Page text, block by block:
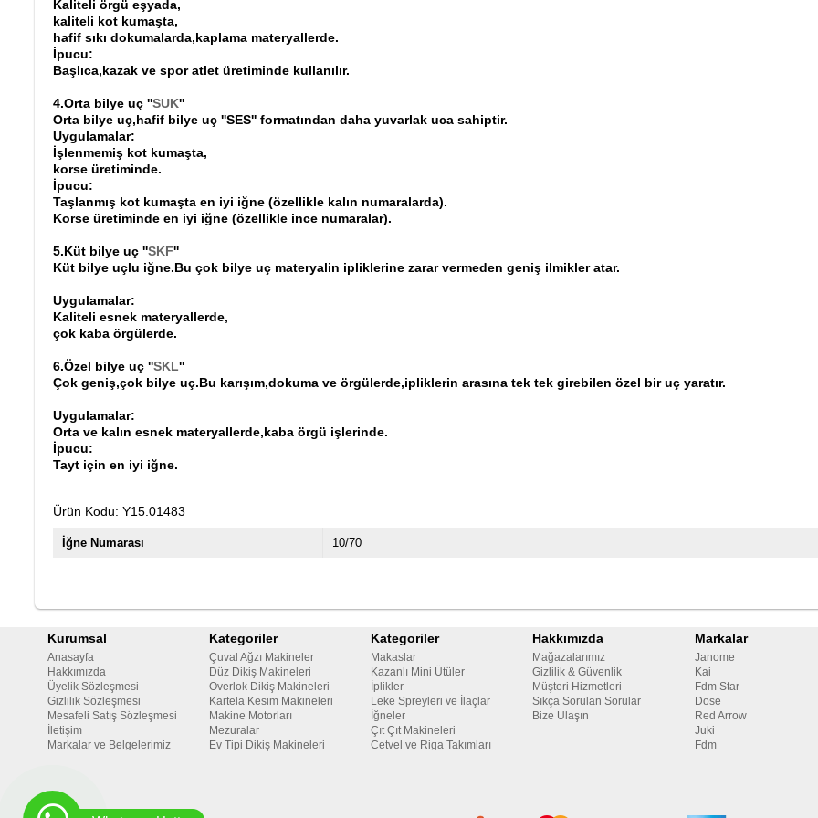
Kaliteli örgü eşyada,
kaliteli kot kumaşta,
hafif sıkı dokumalarda,kaplama materyallerde.
İpucu:
Başlıca,kazak ve spor atlet üretiminde kullanılır.
4.Orta bilye uç ''SUK''
Orta bilye uç,hafif bilye uç ''SES'' formatından daha yuvarlak uca sahiptir.
Uygulamalar:
İşlenmemiş kot kumaşta,
korse üretiminde.
İpucu:
Taşlanmış kot kumaşta en iyi iğne (özellikle kalın numaralarda).
Korse üretiminde en iyi iğne (özellikle ince numaralar).
5.Küt bilye uç ''SKF''
Küt bilye uçlu iğne.Bu çok bilye uç materyalin ipliklerine zarar vermeden geniş ilmikler atar.
Uygulamalar:
Kaliteli esnek materyallerde,
çok kaba örgülerde.
6.Özel bilye uç ''SKL''
Çok geniş,çok bilye uç.Bu karışım,dokuma ve örgülerde,ipliklerin arasına tek tek girebilen özel bir uç yaratır.
Uygulamalar:
Orta ve kalın esnek materyallerde,kaba örgü işlerinde.
İpucu:
Tayt için en iyi iğne.
Ürün Kodu: Y15.01483
İğne Numarası 10/70
Kurumsal
Anasayfa
Hakkımızda
Üyelik Sözleşmesi
Gizlilik Sözleşmesi
Mesafeli Satış Sözleşmesi
İletişim
Markalar ve Belgelerimiz
Kategoriler
Çuval Ağzı Makineler
Düz Dikiş Makineleri
Overlok Dikiş Makineleri
Kartela Kesim Makineleri
Makine Motorları
Mezuralar
Ev Tipi Dikiş Makineleri
Kategoriler
Makaslar
Kazanlı Mini Ütüler
İplikler
Leke Spreyleri ve İlaçlar
İğneler
Çıt Çıt Makineleri
Cetvel ve Riga Takımları
Hakkımızda
Mağazalarımız
Gizlilik & Güvenlik
Müşteri Hizmetleri
Sıkça Sorulan Sorular
Bize Ulaşın
Markalar
Janome
Kai
Fdm Star
Dose
Red Arrow
Juki
Fdm